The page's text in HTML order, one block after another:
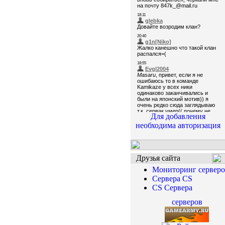
Для добавления
необходима авторизация
Друзья сайта
Мониторинг
Сервера CS
CS Сервера